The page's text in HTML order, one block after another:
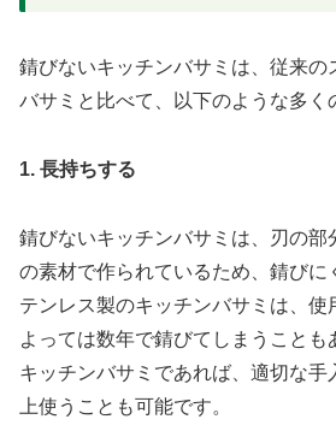
錆びないキッチンバサミは、従来の
バサミと比べて、以下のような多く
1. 長持ちする
錆びないキッチンバサミは、刃の部
の素材で作られているため、錆びに
テンレス製のキッチンバサミは、使
よっては数年で錆びてしまうことも
キッチンバサミであれば、適切な手
上使うことも可能です。